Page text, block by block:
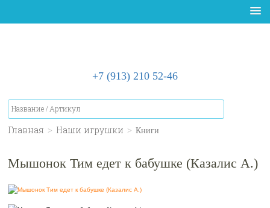
+7 (913) 210 52-46
Главная > Наши игрушки > Книги
Мышонок Тим едет к бабушке (Казалис А.)